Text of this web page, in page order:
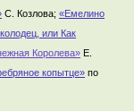
С. Козлова; «Емелино
или Как
Королева» Е.
копытце» по